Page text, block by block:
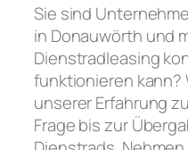
Sie sind
in Donauwörth und
Dienstradleasing
funktionieren kann?
unserer Erfahrung
Frage bis zur